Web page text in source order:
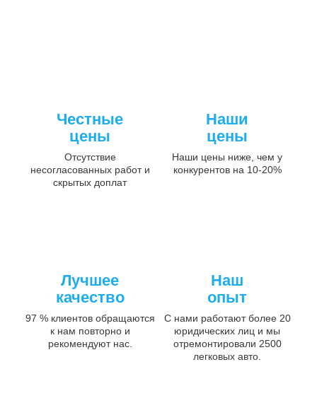
Честные
цены
Отсутствие
несогласованных работ и
скрытых доплат
Наши
цены
Наши цены ниже, чем у
конкурентов на 10-20%
Лучшее
качество
97 % клиентов обращаются
к нам повторно и
рекомендуют нас.
Наш
опыт
С нами работают более 20
юридических лиц и мы
отремонтировали 2500
легковых авто.